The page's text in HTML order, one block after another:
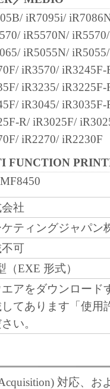
iR7095i/
iR5570N/
iR5055N/
iR3570/ iR3245F-
iR3235/ iR3225F-
iR3045/ iR3035F-
R/ iR3025F/
iR2270/ iR2230F
FUNCTION
社
ティングジャパン
可
EXE 形式）
アをダウンロード
てあります「使用
い。
対応、お